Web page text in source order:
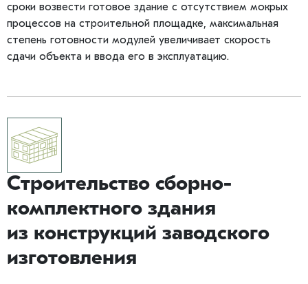
сроки возвести готовое здание с отсутствием мокрых
процессов на строительной площадке, максимальная
степень готовности модулей увеличивает скорость
сдачи объекта и ввода его в эксплуатацию.
Строительство сборно-
комплектного здания
из конструкций заводского
изготовления